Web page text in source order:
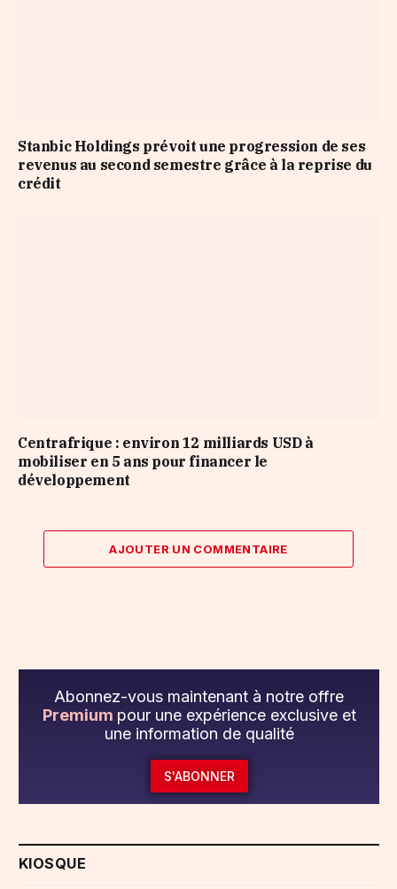
Stanbic Holdings prévoit une progression de ses
revenus au second semestre grâce à la reprise du
crédit
Centrafrique : environ 12 milliards USD à
mobiliser en 5 ans pour financer le
développement
AJOUTER UN COMMENTAIRE
Abonnez-vous maintenant à notre offre
Premium pour une expérience exclusive et
une information de qualité
S'ABONNER
KIOSQUE